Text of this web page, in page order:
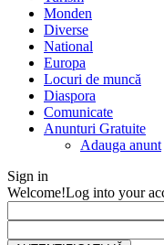
Monden
Diverse
National
Europa
Locuri de muncă
Diaspora
Comunicate
Anunturi Gratuite
Adauga anunt
Sign in
Welcome!Log into your